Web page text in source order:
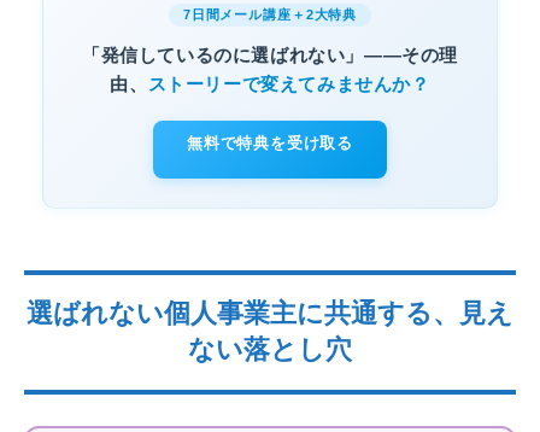
7日間メール講座＋2大特典
「発信しているのに選ばれない」——その理
由、
ストーリーで変えてみませんか？
無料で特典を受け取る
選ばれない個人事業主に共通する、見え
ない落とし穴